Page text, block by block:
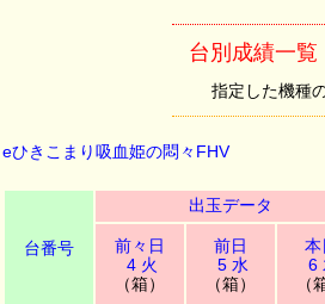
台別成績一覧
指定した機種
eひきこまり吸血姫の悶々FHV
台番号
出玉データ
前々日
4 火
（箱）
前日
5 水
（箱）
本
6
（